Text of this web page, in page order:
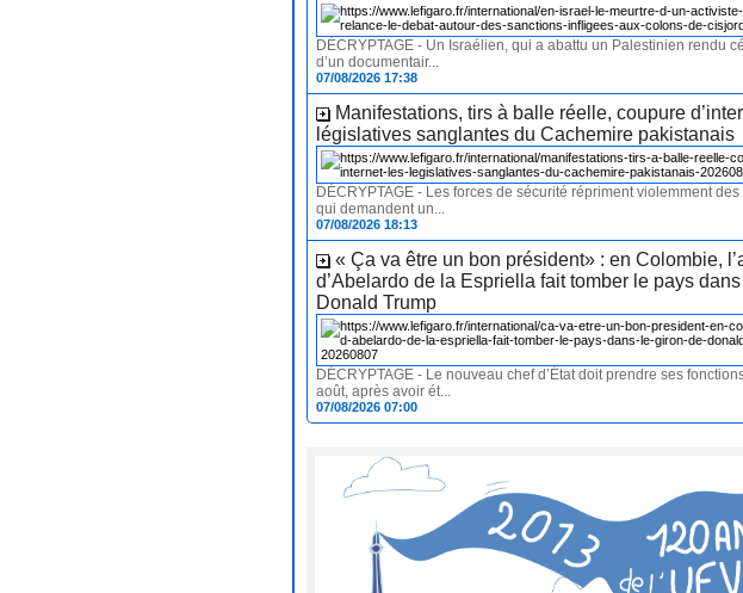
DÉCRYPTAGE - Un Israélien, qui a abattu un Palestinien rendu
d’un documentair...
07/08/2026 17:38
Manifestations, tirs à balle réelle, coupure
législatives sanglantes du Cachemire pakistanais
DÉCRYPTAGE - Les forces de sécurité répriment violemment
qui demandent un...
07/08/2026 18:13
« Ça va être un bon président» : en Colombie,
d’Abelardo de la Espriella fait tomber le pays
Donald Trump
DÉCRYPTAGE - Le nouveau chef d’État doit prendre ses
août, après avoir ét...
07/08/2026 07:00